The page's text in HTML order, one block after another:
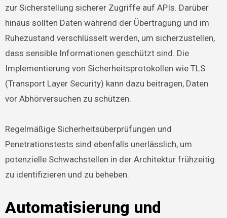
zur Sicherstellung sicherer Zugriffe auf APIs. Darüber
hinaus sollten Daten während der Übertragung und im
Ruhezustand verschlüsselt werden, um sicherzustellen,
dass sensible Informationen geschützt sind. Die
Implementierung von Sicherheitsprotokollen wie TLS
(Transport Layer Security) kann dazu beitragen, Daten
vor Abhörversuchen zu schützen.
Regelmäßige Sicherheitsüberprüfungen und
Penetrationstests sind ebenfalls unerlässlich, um
potenzielle Schwachstellen in der Architektur frühzeitig
zu identifizieren und zu beheben.
Automatisierung und